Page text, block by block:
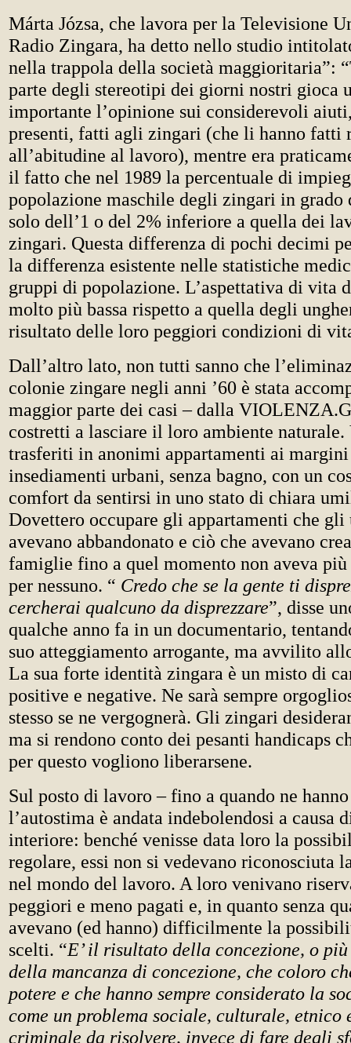
Márta Józsa, che lavora per la Televisione
Radio Zingara, ha detto nello studio
nella trappola della società maggioritaria”:
parte degli stereotipi dei giorni nostri gioca
importante l’opinione sui considerevoli
presenti, fatti agli zingari (che li hanno fatti
all’abitudine al lavoro), mentre era
il fatto che nel 1989 la percentuale di
popolazione maschile degli zingari in grado
solo dell’1 o del 2% inferiore a quella dei
zingari. Questa differenza di pochi decimi
la differenza esistente nelle statistiche
gruppi di popolazione. L’aspettativa di vita
molto più bassa rispetto a quella degli
risultato delle loro peggiori condizioni di
Dall’altro lato, non tutti sanno che
colonie zingare negli anni ’60 è stata
maggior parte dei casi – dalla
costretti a lasciare il loro ambiente naturale.
trasferiti in anonimi appartamenti ai
insediamenti urbani, senza bagno, con un
comfort da sentirsi in uno stato di chiara
Dovettero occupare gli appartamenti che gli
avevano abbandonato e ciò che avevano
famiglie fino a quel momento non aveva
per nessuno. “ Credo che se la gente ti
cercherai qualcuno da disprezzare”, disse
qualche anno fa in un documentario,
suo atteggiamento arrogante, ma avvilito
La sua forte identità zingara è un misto di
positive e negative. Ne sarà sempre
stesso se ne vergognerà. Gli zingari
ma si rendono conto dei pesanti handicaps
per questo vogliono liberarsene.
Sul posto di lavoro – fino a quando ne
l’autostima è andata indebolendosi a causa
interiore: benché venisse data loro la
regolare, essi non si vedevano riconosciuta
nel mondo del lavoro. A loro venivano
peggiori e meno pagati e, in quanto senza
avevano (ed hanno) difficilmente la
scelti. “E’ il risultato della concezione, o
della mancanza di concezione, che coloro
potere e che hanno sempre considerato la
come un problema sociale, culturale, etnico
criminale da risolvere, invece di fare degli